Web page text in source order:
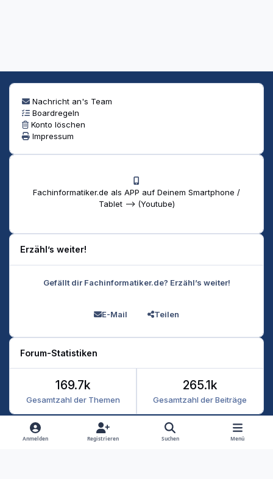
Nachricht an's Team
Boardregeln
Konto löschen
Impressum
Fachinformatiker.de als APP auf Deinem Smartphone /
Tablet --> (Youtube)
Erzähl’s weiter!
Gefällt dir Fachinformatiker.de? Erzähl’s weiter!
E-Mail Teilen
Forum-Statistiken
Gesamtzahl der Themen
169.7k
Gesamtzahl der Beiträge
265.1k
Heller Modus
Dunkler Modus
Systemeinstellung
Anmelden Registrieren Suchen Menü